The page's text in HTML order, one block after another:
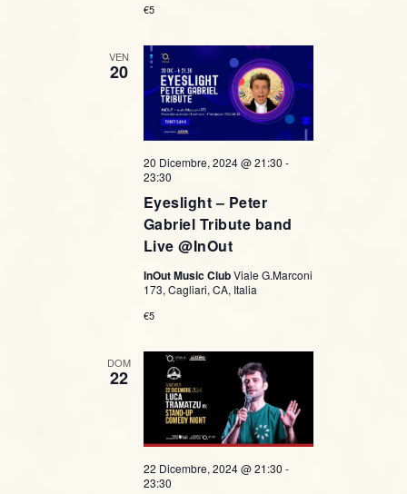
€5
VEN
20
Eyeslight – Peter
Gabriel Tribute band
Live @InOut
20 Dicembre, 2024 @ 21:30 -
23:30
InOut Music ClubViale G.Marconi
173, Cagliari, CA, Italia
€5
DOM
22
22 Dicembre, 2024 @ 21:30 -
23:30